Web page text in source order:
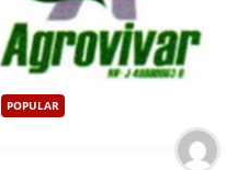
POPULAR